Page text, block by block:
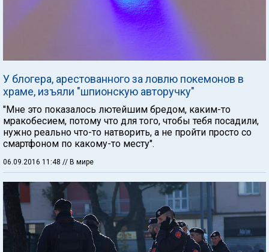
У блогера, арестованного за ловлю покемонов в
храме, изъяли "шпионскую авторучку"
"Мне это показалось лютейшим бредом, каким-то
мракобесием, потому что для того, чтобы тебя посадили,
нужно реально что-то натворить, а не пройти просто со
смартфоном по какому-то месту".
06.09.2016 11:48 // В мире